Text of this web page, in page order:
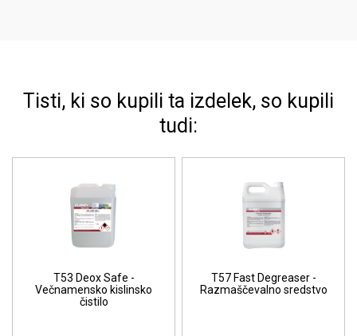
Tisti, ki so kupili ta izdelek, so kupili
tudi:
T53 Deox Safe -
Večnamensko kislinsko
čistilo
T57 Fast Degreaser -
Razmaščevalno sredstvo